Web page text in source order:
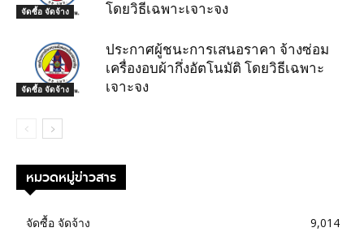
จัดซื้อ จัดจ้าง
โดยวิธีเฉพาะเจาะจง
จัดซื้อ จัดจ้าง
ประกาศผู้ชนะการเสนอราคา จ้างซ่อม
เครื่องอบผ้ากึ่งอัตโนมัติ โดยวิธีเฉพาะ
เจาะจง
หมวดหมู่ข่าวสาร
จัดซื้อ จัดจ้าง
9,014